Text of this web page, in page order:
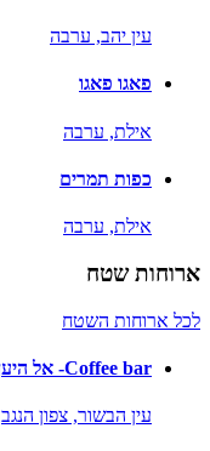
עין יהב, ערבה
פאגו פאגו
אילת, ערבה
כפות תמרים
אילת, ערבה
ארוחות שטח
לכל ארוחות השטח
Coffee bar- אל היען
עין הבשור, צפון הנגב